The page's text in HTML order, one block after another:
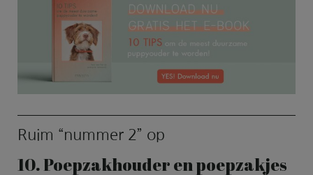
Ruim “nummer 2” op
10. Poepzakhouder en poepzakjes